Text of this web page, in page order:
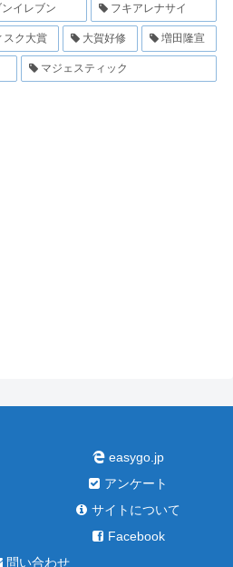
ンイレブン フキアレナサイ
スク大賞 大賀好修 増田隆宣
マジェスティック
easygo.jp
アンケート
サイトについて
Facebook
問い合わせ